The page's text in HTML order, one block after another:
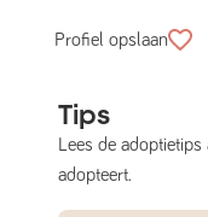
Profiel opslaan
Tips
Lees de
adopteert.